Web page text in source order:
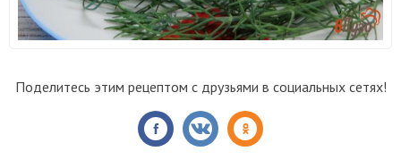
Поделитесь этим рецептом с друзьями в социальных сетях!